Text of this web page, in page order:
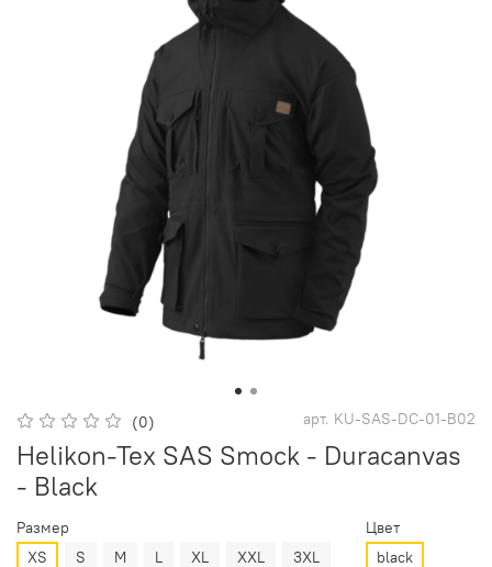
(0) арт. KU-SAS-DC-01-B02
Helikon-Tex SAS Smock - Duracanvas
- Black
Размер
XS
S M L XL XXL 3XL
Цвет
black